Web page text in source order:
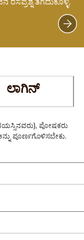
ಲಾಗಿನ್
ವಯಸ್ಸಿನವರು), ಪೋಷಕರು
ಪೂರ್ಣಗೊಳಿಸಬೇಕು.